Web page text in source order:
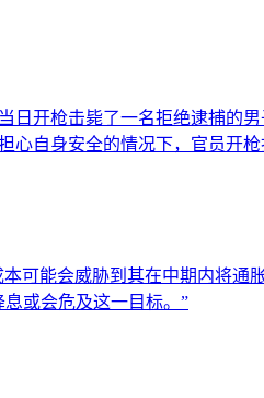
日开枪击毙了一名拒绝逮捕的
心自身安全的情况下，官员开
可能会威胁到其在中期内将
或会危及这一目标。”